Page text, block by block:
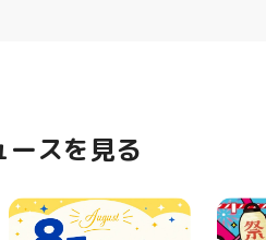
ースを見る